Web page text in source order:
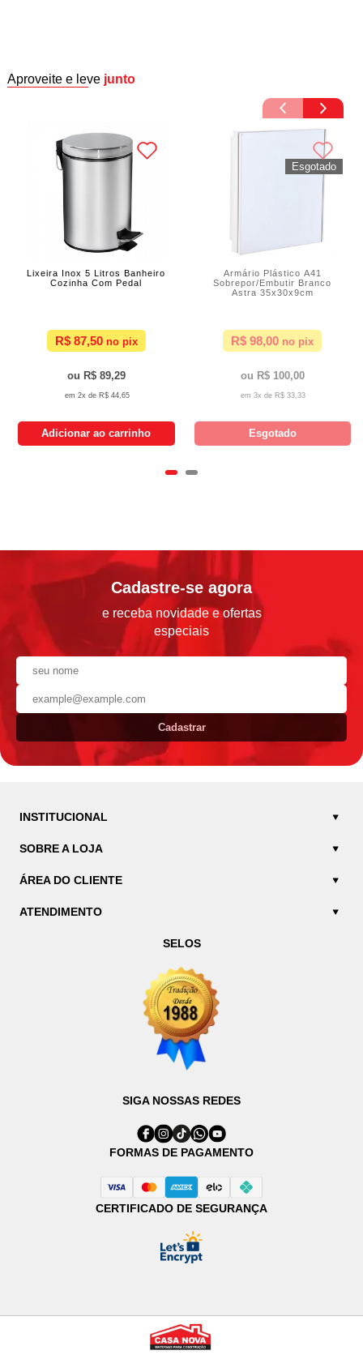
Aproveite e leve junto
Lixeira Inox 5 Litros Banheiro
Cozinha Com Pedal
R$ 87,50
R$ 89,29
2x de R$ 44,65
Adicionar ao carrinho
Armário Plástico A41
Sobrepor/Embutir Branco
Astra 35x30x9cm
R$ 98,00
R$ 100,00
3x de R$ 33,33
Esgotado
Cadastre-se agora
e receba novidade e ofertas
especiais
Cadastrar
INSTITUCIONAL
SOBRE A LOJA
ÁREA DO CLIENTE
ATENDIMENTO
SELOS
SIGA NOSSAS REDES
FORMAS DE PAGAMENTO
CERTIFICADO DE SEGURANÇA